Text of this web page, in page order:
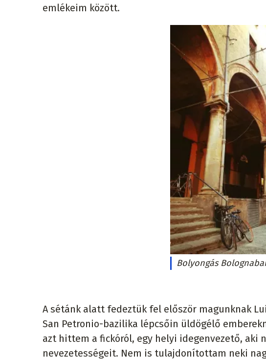
emlékeim között.
Bolyongás
A sétánk alatt fedeztük fel először magunknak
San Petronio-bazilika lépcsőin üldögélő
azt hittem a fickóról, egy helyi idegenvezető, aki
nevezetességeit. Nem is tulajdonítottam neki